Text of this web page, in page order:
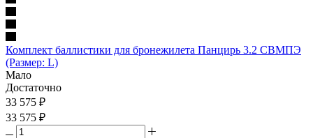
Комплект баллистики для бронежилета Панцирь 3.2 СВМПЭ
(Размер: L)
Мало
Достаточно
33 575 ₽
33 575 ₽